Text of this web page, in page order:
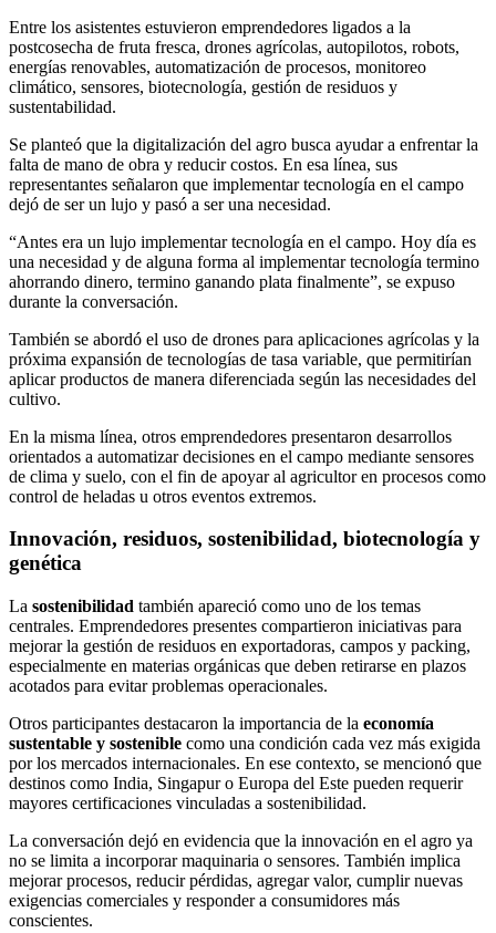
Entre los asistentes estuvieron emprendedores ligados a la
postcosecha de fruta fresca, drones agrícolas, autopilotos, robots,
energías renovables, automatización de procesos, monitoreo
climático, sensores, biotecnología, gestión de residuos y
sustentabilidad.
Se planteó que la digitalización del agro busca ayudar a enfrentar la
falta de mano de obra y reducir costos. En esa línea, sus
representantes señalaron que implementar tecnología en el campo
dejó de ser un lujo y pasó a ser una necesidad.
“Antes era un lujo implementar tecnología en el campo. Hoy día es
una necesidad y de alguna forma al implementar tecnología termino
ahorrando dinero, termino ganando plata finalmente”, se expuso
durante la conversación.
También se abordó el uso de drones para aplicaciones agrícolas y la
próxima expansión de tecnologías de tasa variable, que permitirían
aplicar productos de manera diferenciada según las necesidades del
cultivo.
En la misma línea, otros emprendedores presentaron desarrollos
orientados a automatizar decisiones en el campo mediante sensores
de clima y suelo, con el fin de apoyar al agricultor en procesos como
control de heladas u otros eventos extremos.
Innovación, residuos, sostenibilidad, biotecnología y
genética
La sostenibilidad también apareció como uno de los temas
centrales. Emprendedores presentes compartieron iniciativas para
mejorar la gestión de residuos en exportadoras, campos y packing,
especialmente en materias orgánicas que deben retirarse en plazos
acotados para evitar problemas operacionales.
Otros participantes destacaron la importancia de la economía
sustentable y sostenible como una condición cada vez más exigida
por los mercados internacionales. En ese contexto, se mencionó que
destinos como India, Singapur o Europa del Este pueden requerir
mayores certificaciones vinculadas a sostenibilidad.
La conversación dejó en evidencia que la innovación en el agro ya
no se limita a incorporar maquinaria o sensores. También implica
mejorar procesos, reducir pérdidas, agregar valor, cumplir nuevas
exigencias comerciales y responder a consumidores más
conscientes.